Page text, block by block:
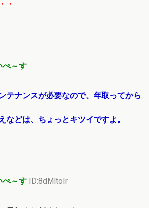
・
ぺ～す
テナンスが必要なので、年取ってから
などは、ちょっとキツイですよ。
ぺ～す ID:8dMltoIr